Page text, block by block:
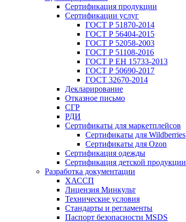
Сертификация продукции
Сертификации услуг
ГОСТ Р 51870-2014
ГОСТ Р 56404-2015
ГОСТ Р 52058-2003
ГОСТ Р 51108-2016
ГОСТ Р ЕН 15733-2013
ГОСТ Р 50690-2017
ГОСТ 32670-2014
Декларирование
Отказное письмо
СГР
РДИ
Сертификаты для маркетплейсов
Сертификаты для Wildberries
Сертификаты для Ozon
Сертификация одежды
Сертификация детской продукции
Разработка документации
ХАССП
Лицензия Минкульт
Технические условия
Стандарты и регламенты
Паспорт безопасности MSDS